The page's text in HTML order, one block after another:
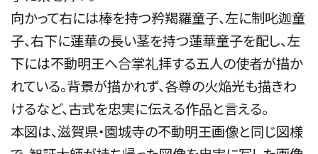
向かって右には棒を持つ矜羯羅童子、左に制叱迦童
子、右下に蓮華の長い茎を持つ蓮華童子を配し、左
下には不動明王へ合掌礼拝する五人の使者が描か
れている。背景が描かれず、各尊の火焔光も描きわ
けるなど、古式を忠実に伝える作品と言える。
本図は、滋賀県・園城寺の不動明王画像と同じ図様